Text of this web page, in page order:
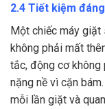
2.4 Tiết kiệm
Một chiếc máy giặt
không phải mất
tắc, động cơ không
nặng nề vì cặn
mỗi lần giặt và